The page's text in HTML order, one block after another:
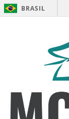
BRASIL